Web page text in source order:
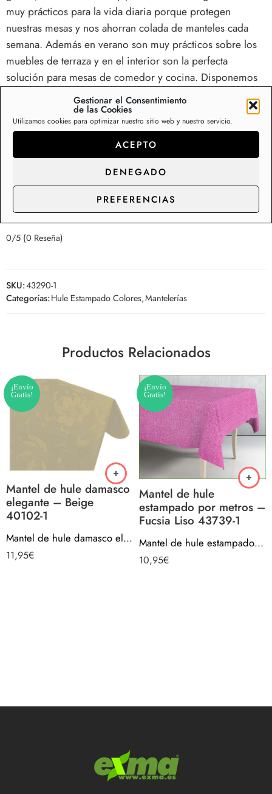
Gestionar el Consentimiento
de las Cookies
Utilizamos cookies para optimizar nuestro sitio web y nuestro servicio.
ACEPTO
DENEGADO
PREFERENCIAS
muy prácticos para la vida diaria porque protegen
nuestras mesas y nos ahorran colada de manteles cada
semana. Además en verano son muy prácticos sobre los
muebles de terraza y en el interior son la perfecta
solución para mesas de comedor y cocina. Disponemos
de una colección de más de 200 diseños de mantelerías
de hule en Stock, con capacidad de suministro y
distribución para los clientes de gran consumo.
Somos fabricantes de rollos de hule y manteles,
contacte con nosotros para precios de
distribución.
0/5(0 Reseña)
0/5 (0 Reseña)
SKU:43290-1
Categorías:Hule Estampado Colores,Mantelerías
Productos Relacionados
¡Envío
Gratis!
Mantel de hule damasco
elegante – Beige
40102-1
Mantel de hule damasco elegante – Beige 40102-1
11,95€
¡Envío
Gratis!
Mantel de hule
estampado por metros –
Fucsia Liso 43739-1
Mantel de hule estampado por metros – Fucsia Liso 43739-1
10,95€